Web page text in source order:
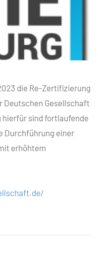
die Re-Zertifizierung
Deutschen Gesellschaft
sind fortlaufende
Durchführung einer
erhöhtem